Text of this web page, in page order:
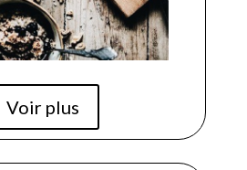
Voir plus